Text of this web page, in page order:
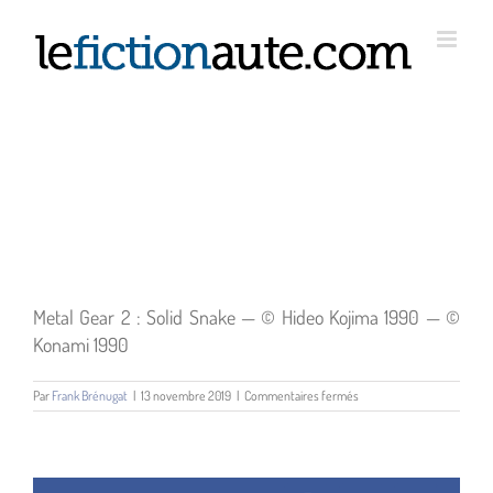
contenu
Metal Gear 2 : Solid Snake — © Hideo Kojima 1990 — ©
Konami 1990
Par Frank Brénugat | 13 novembre 2019 | Commentaires fermés
Metal
Solid